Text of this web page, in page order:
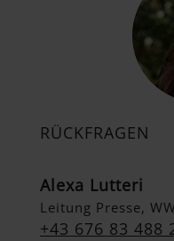
RÜCKFRAGEN
Alexa Lutteri
Leitung Presse,
+43 676 83 488